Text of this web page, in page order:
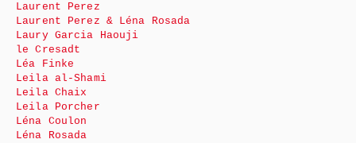
Laurent Perez
Laurent Perez & Léna Rosada
Laury Garcia Haouji
le Cresadt
Léa Finke
Leila al-Shami
Leila Chaix
Leila Porcher
Léna Coulon
Léna Rosada